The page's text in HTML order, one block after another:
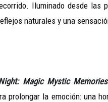
Iluminado desde las
naturales y una
Magic Mystic Memories
prolongar la emoción: una